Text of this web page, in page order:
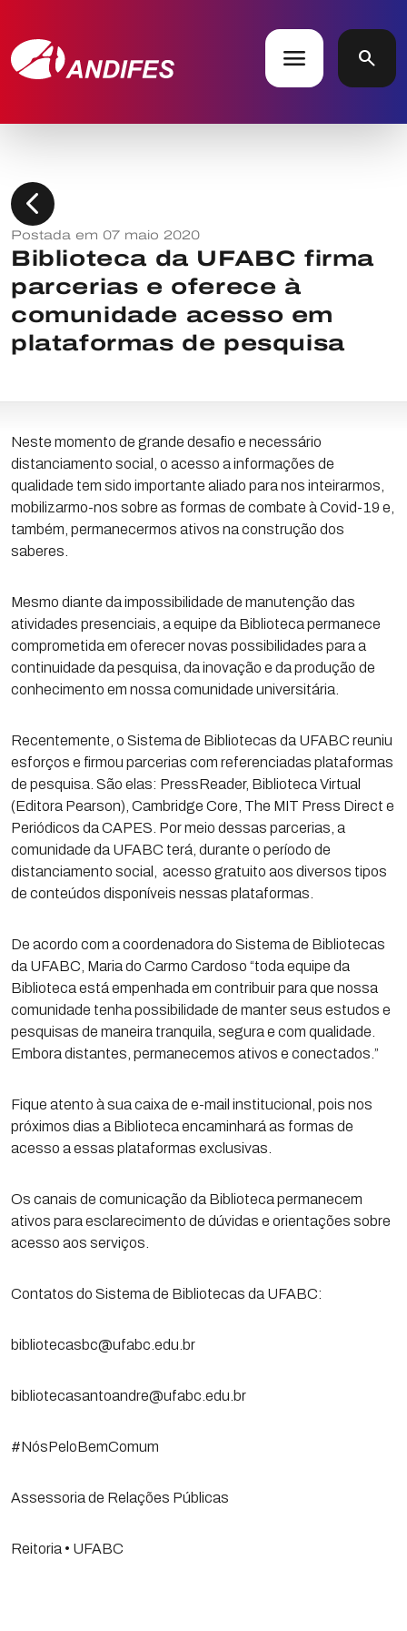
menu search
chevron_left
Postada em 07 maio 2020
Biblioteca da UFABC firma
parcerias e oferece à
comunidade acesso em
plataformas de pesquisa
Neste momento de grande desafio e necessário
distanciamento social, o acesso a informações de
qualidade tem sido importante aliado para nos inteirarmos,
mobilizarmo-nos sobre as formas de combate à Covid-19 e,
também, permanecermos ativos na construção dos
saberes.
Mesmo diante da impossibilidade de manutenção das
atividades presenciais, a equipe da Biblioteca permanece
comprometida em oferecer novas possibilidades para a
continuidade da pesquisa, da inovação e da produção de
conhecimento em nossa comunidade universitária.
Recentemente, o Sistema de Bibliotecas da UFABC reuniu
esforços e firmou parcerias com referenciadas plataformas
de pesquisa. São elas: PressReader, Biblioteca Virtual
(Editora Pearson), Cambridge Core, The MIT Press Direct e
Periódicos da CAPES. Por meio dessas parcerias, a
comunidade da UFABC terá, durante o período de
distanciamento social, acesso gratuito aos diversos tipos
de conteúdos disponíveis nessas plataformas.
De acordo com a coordenadora do Sistema de Bibliotecas
da UFABC, Maria do Carmo Cardoso “toda equipe da
Biblioteca está empenhada em contribuir para que nossa
comunidade tenha possibilidade de manter seus estudos e
pesquisas de maneira tranquila, segura e com qualidade.
Embora distantes, permanecemos ativos e conectados.”
Fique atento à sua caixa de e-mail institucional, pois nos
próximos dias a Biblioteca encaminhará as formas de
acesso a essas plataformas exclusivas.
Os canais de comunicação da Biblioteca permanecem
ativos para esclarecimento de dúvidas e orientações sobre
acesso aos serviços.
Contatos do Sistema de Bibliotecas da UFABC:
bibliotecasbc@ufabc.edu.br
bibliotecasantoandre@ufabc.edu.br
#NósPeloBemComum
Assessoria de Relações Públicas
Reitoria • UFABC